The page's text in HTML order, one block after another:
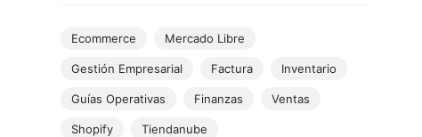
Ecommerce Mercado Libre
Gestión Empresarial Factura Inventario
Guías Operativas Finanzas Ventas
Shopify Tiendanube